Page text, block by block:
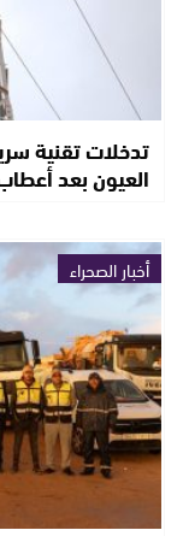
تدخلات تقنية
العيون بعد
أخبار الصحراء